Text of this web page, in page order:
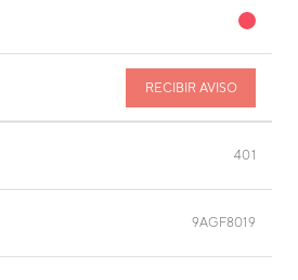
RECIBIR AVISO
401
9AGF8019